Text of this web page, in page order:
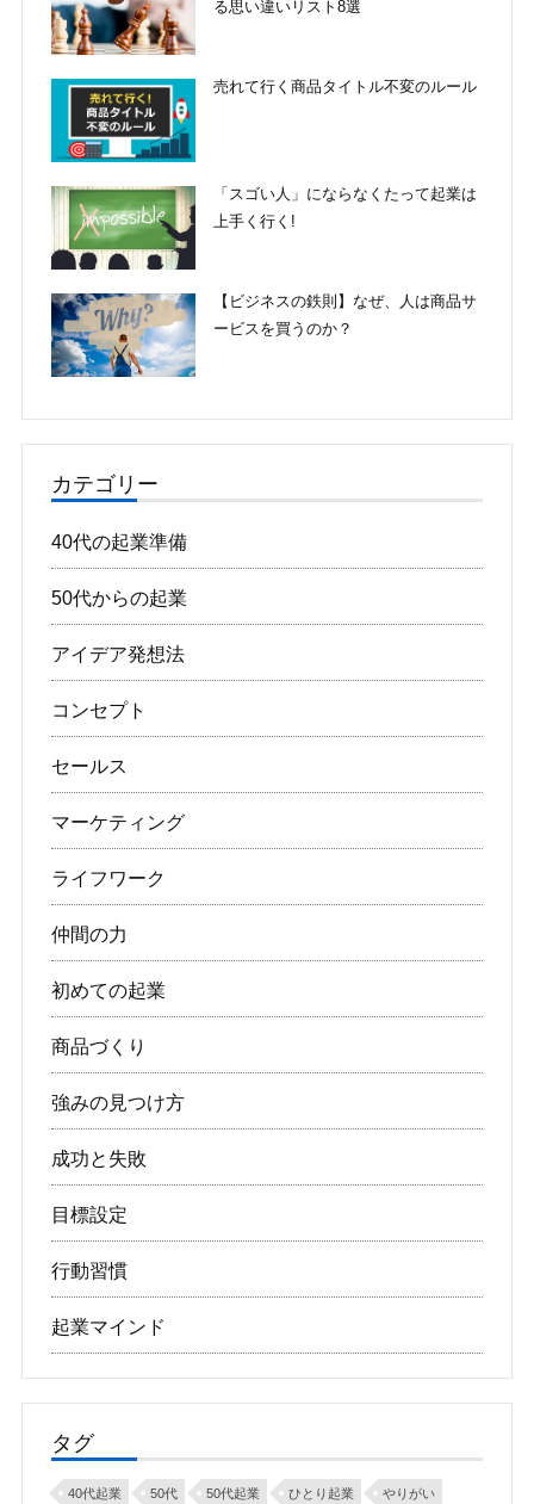
る思い違いリスト8選
売れて行く商品タイトル不変のルール
「スゴい人」にならなくたって起業は
上手く行く!
【ビジネスの鉄則】なぜ、人は商品サ
ービスを買うのか？
カテゴリー
40代の起業準備
50代からの起業
アイデア発想法
コンセプト
セールス
マーケティング
ライフワーク
仲間の力
初めての起業
商品づくり
強みの見つけ方
成功と失敗
目標設定
行動習慣
起業マインド
タグ
40代起業 50代 50代起業 ひとり起業 やりがい